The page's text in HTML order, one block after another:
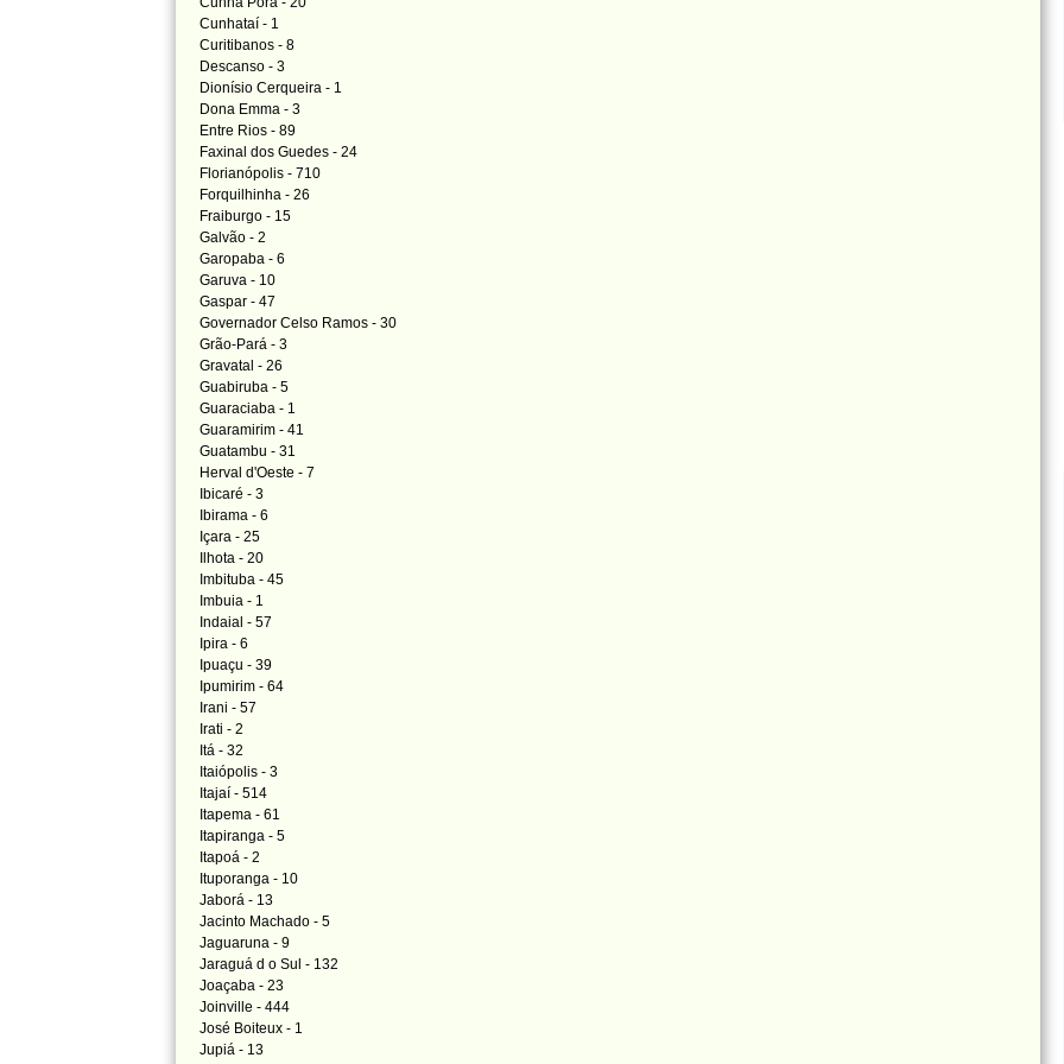
Cunhataí - 1
Curitibanos - 8
Descanso - 3
Dionísio Cerqueira - 1
Dona Emma - 3
Entre Rios - 89
Faxinal dos Guedes - 24
Florianópolis - 710
Forquilhinha - 26
Fraiburgo - 15
Galvão - 2
Garopaba - 6
Garuva - 10
Gaspar - 47
Governador Celso Ramos - 30
Grão-Pará - 3
Gravatal - 26
Guabiruba - 5
Guaraciaba - 1
Guaramirim - 41
Guatambu - 31
Herval d'Oeste - 7
Ibicaré - 3
Ibirama - 6
Içara - 25
Ilhota - 20
Imbituba - 45
Imbuia - 1
Indaial - 57
Ipira - 6
Ipuaçu - 39
Ipumirim - 64
Irani - 57
Irati - 2
Itá - 32
Itaiópolis - 3
Itajaí - 514
Itapema - 61
Itapiranga - 5
Itapoá - 2
Ituporanga - 10
Jaborá - 13
Jacinto Machado - 5
Jaguaruna - 9
Jaraguá d o Sul - 132
Joaçaba - 23
Joinville - 444
José Boiteux - 1
Jupiá - 13